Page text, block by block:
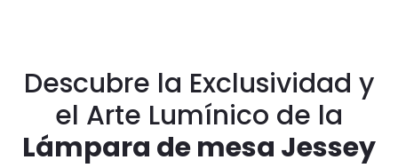
Descubre la Exclusividad y
el Arte Lumínico de la
Lámpara de mesa Jessey